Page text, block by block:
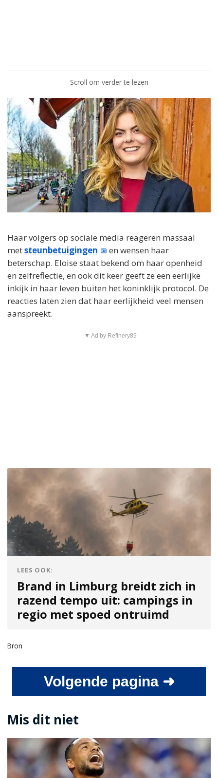
Scroll om verder te lezen
Haar volgers op sociale media reageren massaal
metsteunbetuigingen
en wensen haar
beterschap. Eloise staat bekend om haar openheid
en zelfreflectie, en ook dit keer geeft ze een eerlijke
inkijk in haar leven buiten het koninklijk protocol. De
reacties laten zien dat haar eerlijkheid veel mensen
aanspreekt.
▼ Ad by Refinery89
LEES OOK:
Brand in Limburg breidt zich in
razend tempo uit: campings in
regio met spoed ontruimd
Bron
Volgende pagina ➜
Mis dit niet